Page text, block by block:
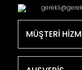
MÜŞTERİ